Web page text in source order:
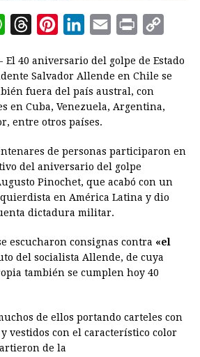
W
a
t
s
A
p
p
r
e
a
d
s
n
t
e
r
e
s
n
k
e
d
I
n
a
i
l
i
n
t
p
L
n
El 40 aniversario del golpe de Estado
Salvador Allende en Chile se
fuera del país austral, con
en Cuba, Venezuela, Argentina,
entre otros países.
de personas participaron en
del aniversario del golpe
Pinochet, que acabó con un
en América Latina y dio
dictadura militar.
escucharon consignas contra «el
del socialista Allende, de cuya
también se cumplen hoy 40
de ellos portando carteles con
vestidos con el característico color
de la